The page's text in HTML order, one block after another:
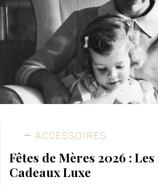
ACCESSOIRES
Fêtes de Mères 2026 : Les
Cadeaux Luxe